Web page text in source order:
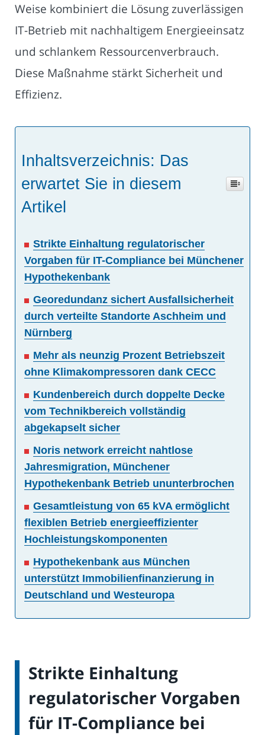
Weise kombiniert die Lösung zuverlässigen
IT-Betrieb mit nachhaltigem Energieeinsatz
und schlankem Ressourcenverbrauch.
Diese Maßnahme stärkt Sicherheit und
Effizienz.
Inhaltsverzeichnis: Das
erwartet Sie in diesem
Artikel
Strikte Einhaltung regulatorischer
Vorgaben für IT-Compliance bei Münchener
Hypothekenbank
Georedundanz sichert Ausfallsicherheit
durch verteilte Standorte Aschheim und
Nürnberg
Mehr als neunzig Prozent Betriebszeit
ohne Klimakompressoren dank CECC
Kundenbereich durch doppelte Decke
vom Technikbereich vollständig
abgekapselt sicher
Noris network erreicht nahtlose
Jahresmigration, Münchener
Hypothekenbank Betrieb ununterbrochen
Gesamtleistung von 65 kVA ermöglicht
flexiblen Betrieb energieeffizienter
Hochleistungskomponenten
Hypothekenbank aus München
unterstützt Immobilienfinanzierung in
Deutschland und Westeuropa
Strikte Einhaltung
regulatorischer Vorgaben
für IT-Compliance bei